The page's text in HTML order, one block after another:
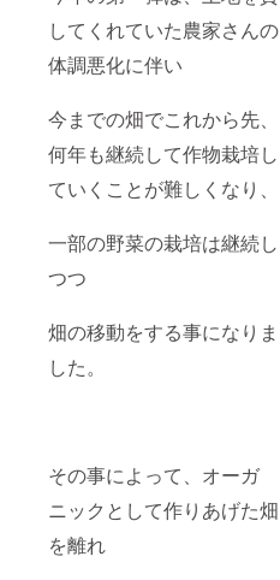
してくれていた農家さんの
体調悪化に伴い
今までの畑でこれから先、
何年も継続して作物栽培し
ていくことが難しくなり、
一部の野菜の栽培は継続し
つつ
畑の移動をする事になりま
した。
その事によって、オーガ
ニックとして作りあげた畑
を離れ